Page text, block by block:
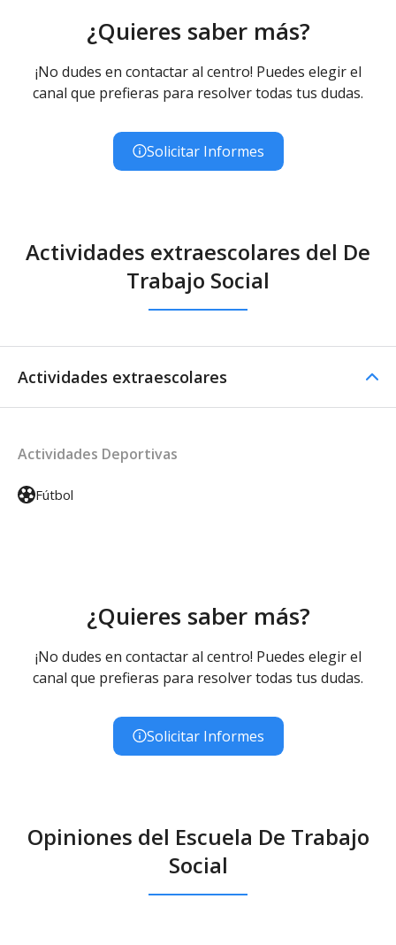
¿Quieres saber más?
¡No dudes en contactar al centro! Puedes elegir el
canal que prefieras para resolver todas tus dudas.
Solicitar Informes
Actividades extraescolares del De
Trabajo Social
Actividades extraescolares
Actividades Deportivas
Fútbol
¿Quieres saber más?
¡No dudes en contactar al centro! Puedes elegir el
canal que prefieras para resolver todas tus dudas.
Solicitar Informes
Opiniones del Escuela De Trabajo
Social